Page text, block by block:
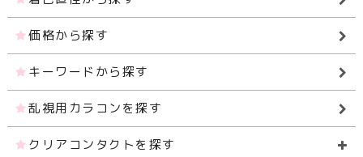
価格から探す
キーワードから探す
乱視用カラコンを探す
クリアコンタクトを探す